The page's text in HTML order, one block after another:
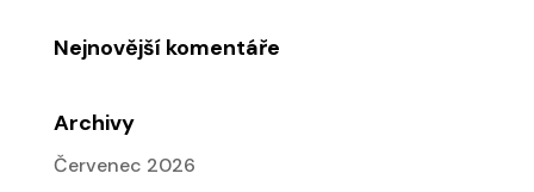
Nejnovější komentáře
Archivy
Červenec 2026